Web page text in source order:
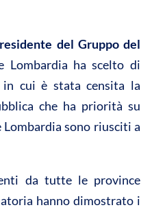
del Gruppo del
Lombardia ha scelto di
cui è stata censita la
che ha priorità su
Lombardia sono riusciti a
da tutte le province
hanno dimostrato i